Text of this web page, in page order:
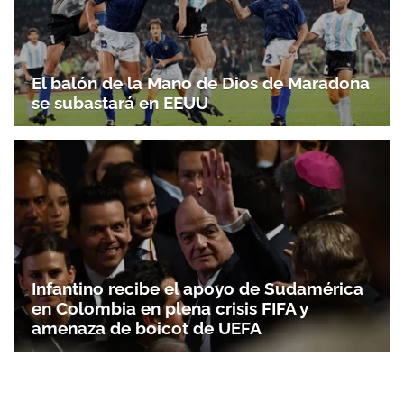
El balón de la Mano de Dios de Maradona
se subastará en EEUU
Infantino recibe el apoyo de Sudamérica
en Colombia en plena crisis FIFA y
amenaza de boicot de UEFA